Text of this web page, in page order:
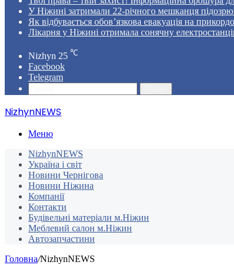
У Ніжині затримали 22-річного мешканця
Як відбувається обов’язкова евакуація на
Лікарня у Ніжині отримала сонячну
Nizhyn 25 ℃
Facebook
Telegram
NizhynNEWS
Меню
NizhynNEWS
Україна і світ
Новини Чернігова
Новини Ніжина
Компанії
Контакти
Будівельні матеріали м.Ніжин
Меблевий салон м.Ніжин
Автозапчастини
Головна/NizhynNEWS